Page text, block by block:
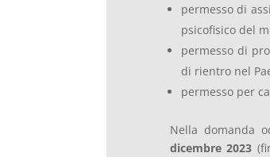
permesso di
psicofisico del
permesso di
di rientro nel
permesso per
Nella domanda
dicembre 2023